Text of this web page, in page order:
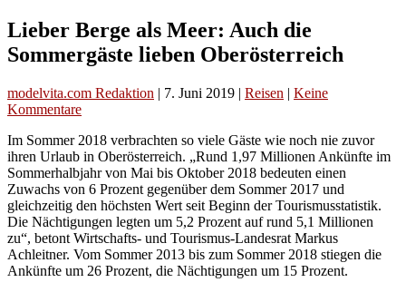
Lieber Berge als Meer: Auch die
Sommergäste lieben Oberösterreich
modelvita.com Redaktion | 7. Juni 2019 | Reisen | Keine
Kommentare
Im Sommer 2018 verbrachten so viele Gäste wie noch nie zuvor
ihren Urlaub in Oberösterreich. „Rund 1,97 Millionen Ankünfte im
Sommerhalbjahr von Mai bis Oktober 2018 bedeuten einen
Zuwachs von 6 Prozent gegenüber dem Sommer 2017 und
gleichzeitig den höchsten Wert seit Beginn der Tourismusstatistik.
Die Nächtigungen legten um 5,2 Prozent auf rund 5,1 Millionen
zu“, betont Wirtschafts- und Tourismus-Landesrat Markus
Achleitner. Vom Sommer 2013 bis zum Sommer 2018 stiegen die
Ankünfte um 26 Prozent, die Nächtigungen um 15 Prozent.